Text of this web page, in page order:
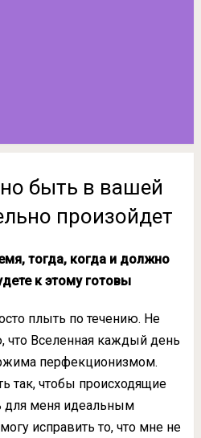
быть в вашей
произойдет
тогда, когда и должно
к этому готовы
плыть по течению. Не
что Вселенная каждый день
перфекционизмом.
так, чтобы происходящие
для меня идеальным
исправить то, что мне не